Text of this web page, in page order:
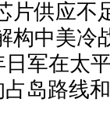
片供应不
构中美冷
军在太
岛路线